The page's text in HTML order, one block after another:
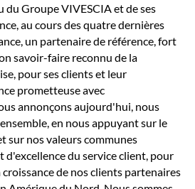
Groupe VIVESCIA et de ses
au cours des quatre dernières
un partenaire de référence, fort
savoir-faire reconnu de la
pour ses clients et leur
prometteuse avec
annonçons aujourd'hui, nous
en nous appuyant sur le
sur nos valeurs communes
du service client, pour
de nos clients partenaires